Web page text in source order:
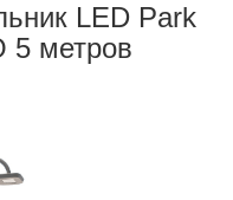
LED Park
5 метров